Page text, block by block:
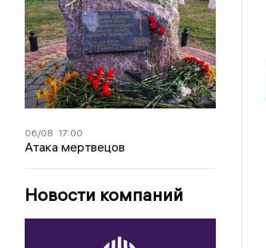
06/08 17:00
Атака мертвецов
Новости компаний